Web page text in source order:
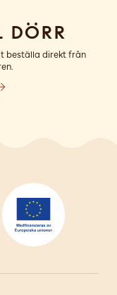
dörr
beställa direkt från